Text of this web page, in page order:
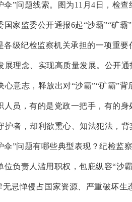
伞”问题线索。图为11月4日，检
国家监委公开通报6起“沙霸”“矿霸
各级纪检监察机关承担的一项重
展理念、实现高质量发展。公开
心意志，释放出对“沙霸”“矿霸”
人员，有的是党政一把手，有的
护者，却利欲熏心、知法犯法，
伞”问题有哪些典型表现？纪检监
位负责人滥用职权，包庇纵容“沙
无忌惮侵占国家资源、严重破坏